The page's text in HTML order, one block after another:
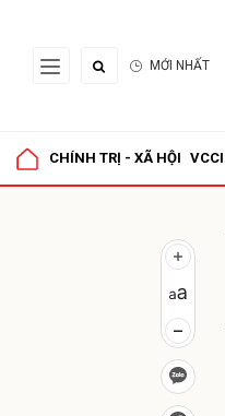
MỚI NHẤT
CHÍNH TRỊ - XÃ HỘI VCCI